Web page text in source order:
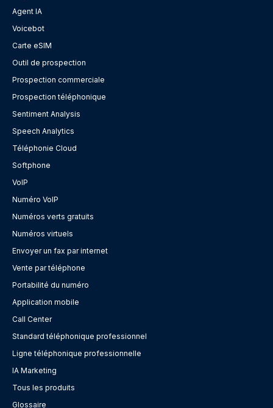
Agent IA
Voicebot
Carte eSIM
Outil de prospection
Prospection commerciale
Prospection téléphonique
Sentiment Analysis
Speech Analytics
Téléphonie Cloud
Softphone
VoIP
Numéro VoIP
Numéros verts gratuits
Numéros virtuels
Envoyer un fax par internet
Vente par téléphone
Portabilité du numéro
Application mobile
Call Center
Standard téléphonique professionnel
Ligne téléphonique professionnelle
IA Marketing
Tous les produits
Glossaire